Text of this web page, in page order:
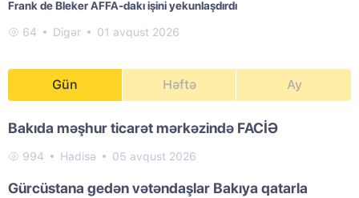
Frank de Bleker AFFA-dakı işini yekunlaşdırdı
64 Digər 01 avqust 2026
Gün Həftə Ay
Bakıda məşhur ticarət mərkəzində FACİƏ
994 Hadisə 05 avqust 2026
Gürcüstana gedən vətəndaşlar Bakıya qatarla